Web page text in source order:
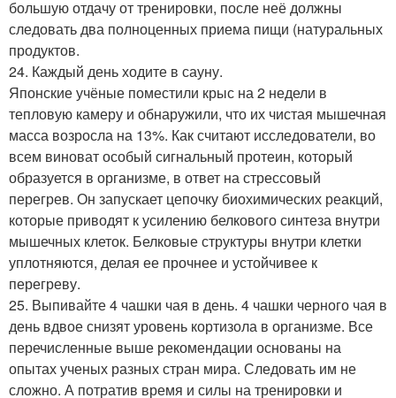
большую отдачу от тренировки, после неё должны
следовать два полноценных приема пищи (натуральных
продуктов.
24. Каждый день ходите в сауну.
Японские учёные поместили крыс на 2 недели в
тепловую камеру и обнаружили, что их чистая мышечная
масса возросла на 13%. Как считают исследователи, во
всем виноват особый сигнальный протеин, который
образуется в организме, в ответ на стрессовый
перегрев. Он запускает цепочку биохимических реакций,
которые приводят к усилению белкового синтеза внутри
мышечных клеток. Белковые структуры внутри клетки
уплотняются, делая ее прочнее и устойчивее к
перегреву.
25. Выпивайте 4 чашки чая в день. 4 чашки черного чая в
день вдвое снизят уровень кортизола в организме. Все
перечисленные выше рекомендации основаны на
опытах ученых разных стран мира. Следовать им не
сложно. А потратив время и силы на тренировки и